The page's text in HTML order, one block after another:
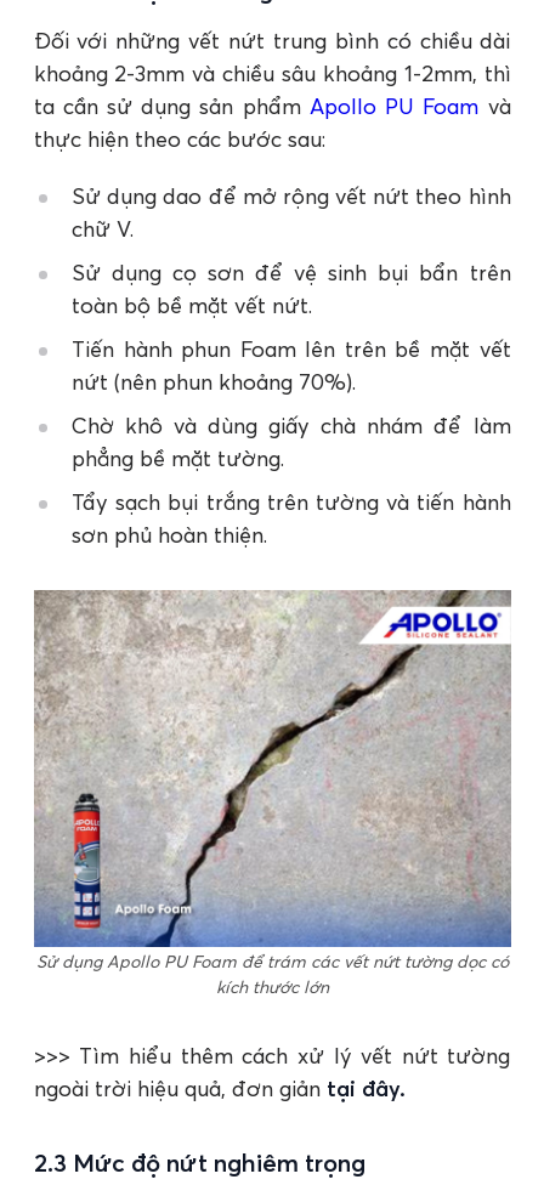
Đối với những vết nứt trung bình có chiều dài
khoảng 2-3mm và chiều sâu khoảng 1-2mm, thì
ta cần sử dụng sản phẩm Apollo PU Foam và
thực hiện theo các bước sau:
Sử dụng dao để mở rộng vết nứt theo hình
chữ V.
Sử dụng cọ sơn để vệ sinh bụi bẩn trên
toàn bộ bề mặt vết nứt.
Tiến hành phun Foam lên trên bề mặt vết
nứt (nên phun khoảng 70%).
Chờ khô và dùng giấy chà nhám để làm
phẳng bề mặt tường.
Tẩy sạch bụi trắng trên tường và tiến hành
sơn phủ hoàn thiện.
Sử dụng Apollo PU Foam để trám các vết nứt tường dọc có
kích thước lớn
>>> Tìm hiểu thêm cách xử lý vết nứt tường
ngoài trời hiệu quả, đơn giản tại đây.
2.3 Mức độ nứt nghiêm trọng